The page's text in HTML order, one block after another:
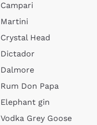
Campari
Martini
Crystal Head
Dictador
Dalmore
Rum Don Papa
Elephant gin
Vodka Grey Goose